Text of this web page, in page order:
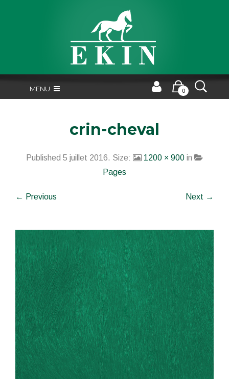
MENU 0
crin-cheval
Published 5 juillet 2016. Size: 1200 × 900 in
Pages
← Previous Next →